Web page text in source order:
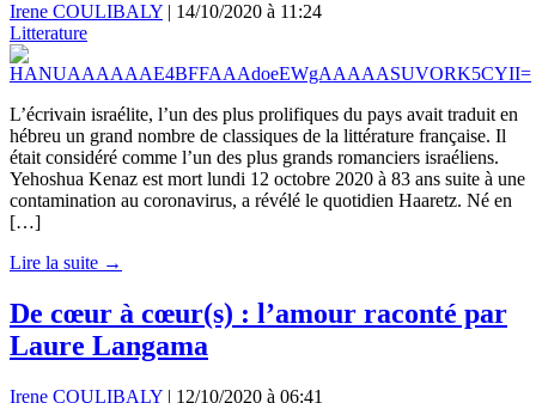
Irene COULIBALY | 14/10/2020 à 11:24
Litterature
L’écrivain israélite, l’un des plus prolifiques du pays avait traduit en
hébreu un grand nombre de classiques de la littérature française. Il
était considéré comme l’un des plus grands romanciers israéliens.
Yehoshua Kenaz est mort lundi 12 octobre 2020 à 83 ans suite à une
contamination au coronavirus, a révélé le quotidien Haaretz. Né en
[…]
Lire la suite →
De cœur à cœur(s) : l’amour raconté par
Laure Langama
Irene COULIBALY | 12/10/2020 à 06:41